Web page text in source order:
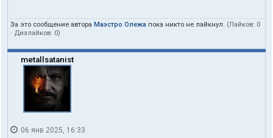
За это сообщение автора Маэстро Олежа пока никто не лайкнул. (Лайков: 0
· Дизлайков: 0)
metallsatanist
06 янв 2025, 16:33